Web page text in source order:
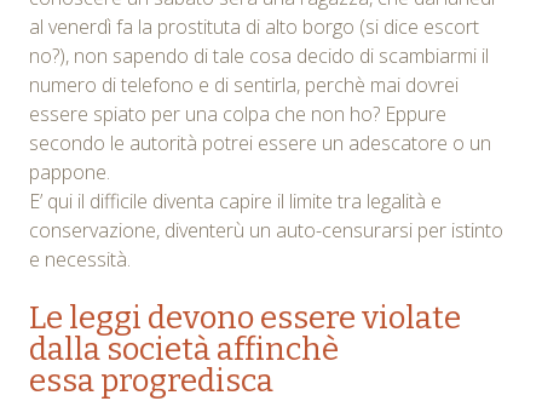
al venerdì fa la prostituta di alto borgo (si dice escort
no?), non sapendo di tale cosa decido di scambiarmi il
numero di telefono e di sentirla, perchè mai dovrei
essere spiato per una colpa che non ho? Eppure
secondo le autorità potrei essere un adescatore o un
pappone.
E’ qui il difficile diventa capire il limite tra legalità e
conservazione, diventerù un auto-censurarsi per istinto
e necessità.
Le leggi devono essere violate
dalla società affinchè
essa progredisca